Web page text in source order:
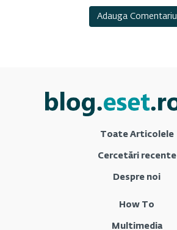
Toate Articolele
Cercetări recente
Despre noi
How To
Multimedia